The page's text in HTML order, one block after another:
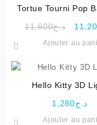
Tortue Tourni Pop
د.ج11,600
Le
était :
Ajouter au
Hello Kitty 3D
د.ج1,280
Ajouter au